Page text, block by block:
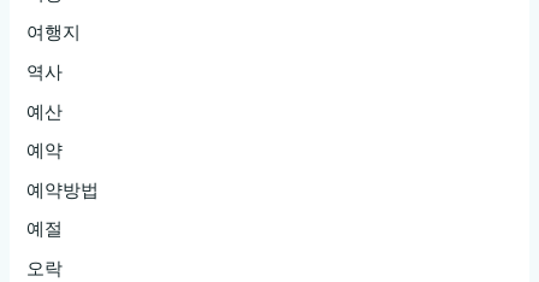
여행지
역사
예산
예약
예약방법
예절
오락